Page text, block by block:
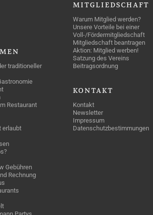
traditioneller
Restaurant
erlaubt
Gebühren
Rechnung
MITGLIEDSCHAFT
Warum Mitglied werden?
Unsere Vorteile bei einer
Voll-/Fördermitgliedschaft
Mitgliedschaft beantragen
Aktion: Mitglied werben!
Satzung des Vereins
Beitragsordnung
KONTAKT
Kontakt
Newsletter
Impressum
Datenschutzbestimmungen